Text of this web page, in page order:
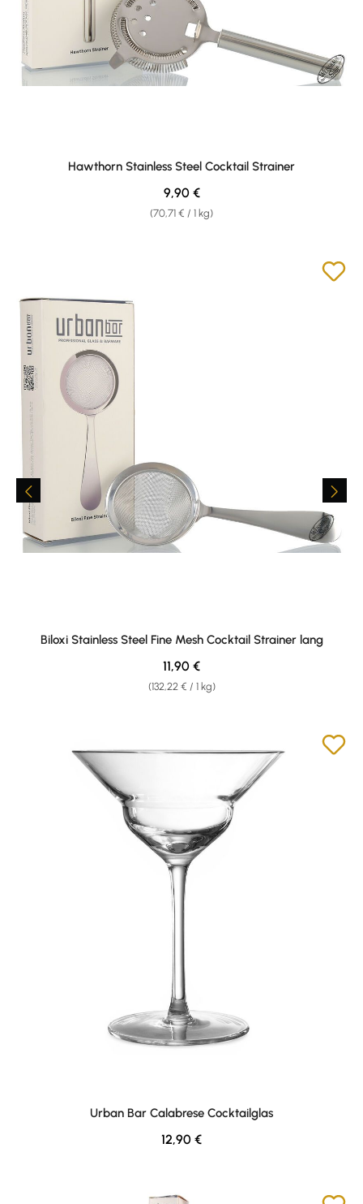
Hawthorn Stainless Steel Cocktail Strainer
(70,71 € / 1 kg)
Regulärer Preis:
9,90 €
Biloxi Stainless Steel Fine Mesh Cocktail Strainer lang
(132,22 € / 1 kg)
Regulärer Preis:
11,90 €
Urban Bar Calabrese Cocktailglas
Regulärer Preis:
12,90 €